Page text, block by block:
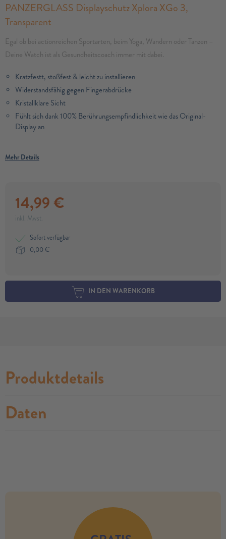
PANZERGLASS Displayschutz Xplora XGo 3,
Transparent
Egal ob bei actionreichen Sportarten, beim Yoga, Wandern oder Tanzen –
Deine Watch ist als Gesundheitscoach immer mit dabei.
Kratzfestt, stoßfest & leicht zu installieren
Widerstandsfähig gegen Fingerabdrücke
Kristallklare Sicht
Fühlt sich dank 100% Berührungsempfindlichkeit wie das Original-
Display an
Mehr Details
14,99 €
inkl. Mwst.
Sofort verfügbar
0,00 €
IN DEN WARENKORB
Produktdetails
Daten